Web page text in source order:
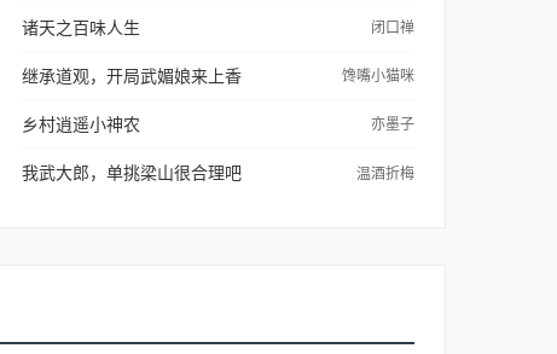
诸天之百味人生 闭口禅
继承道观，开局武媚娘来上香 馋嘴小猫咪
乡村逍遥小神农 亦墨子
我武大郎，单挑梁山很合理吧 温酒折梅